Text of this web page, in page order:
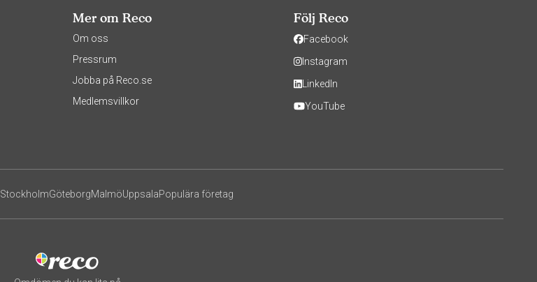
Mer om Reco
Om oss
Pressrum
Jobba på Reco.se
Medlemsvillkor
Följ Reco
Facebook
Instagram
LinkedIn
YouTube
StockholmGöteborgMalmöUppsalaPopulära företag